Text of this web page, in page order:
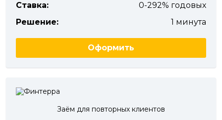
Ставка:
0-292% годовых
Решение:
1 минута
Оформить
Заём для повторных клиентов